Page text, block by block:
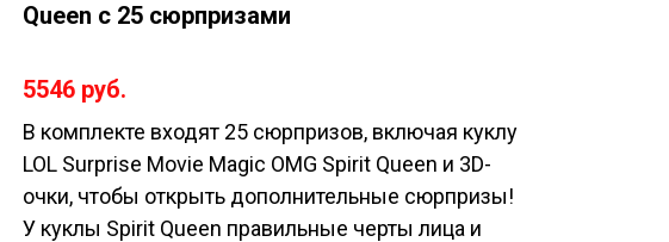
Queen с 25 сюрпризами
В комплекте входят 25 сюрпризов, включая куклу
LOL Surprise Movie Magic OMG Spirit Queen и 3D-
очки, чтобы открыть дополнительные сюрпризы!
У куклы Spirit Queen правильные черты лица и
5546 руб.